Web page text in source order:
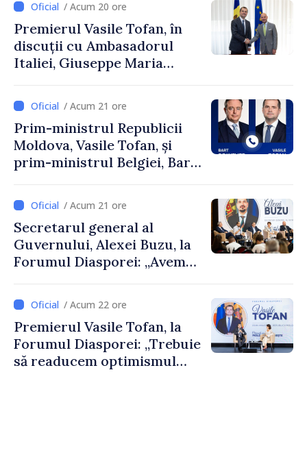
/ Acum 20 ore
Premierul Vasile Tofan, în
discuții cu Ambasadorul
Italiei, Giuseppe Maria
/ Acum 21 ore
Prim-ministrul Republicii
Moldova, Vasile Tofan, și
prim-ministrul Belgiei, Bart
despre parcursul european
al Republicii Moldova.
/ Acum 21 ore
Secretarul general al
Guvernului, Alexei Buzu, la
Forumul Diasporei: „Avem
dumneavoastră pentru a
construi comunități mai
puternice”
/ Acum 22 ore
Premierul Vasile Tofan, la
Forumul Diasporei: „Trebuie
să readucem optimismul